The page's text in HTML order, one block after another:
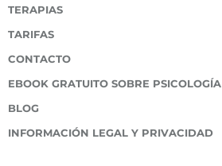
TERAPIAS
TARIFAS
CONTACTO
EBOOK GRATUITO SOBRE PSICOLOGÍA
BLOG
INFORMACIÓN LEGAL Y PRIVACIDAD